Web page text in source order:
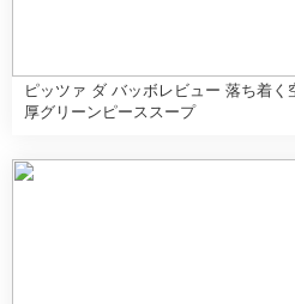
ピッツァ ダ バッボレビュー 落ち着
厚グリーンピーススープ